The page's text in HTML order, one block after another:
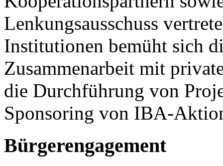
Lenkungsausschuss
Institutionen bemüht sich
Zusammenarbeit mit
die Durchführung von
Sponsoring von IBA-
Bürgerengagement